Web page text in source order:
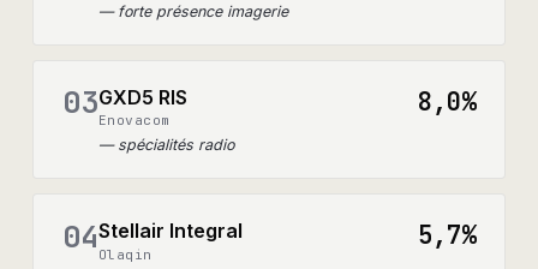
— forte présence imagerie
03GXD5 RIS
Enovacom
— spécialités radio
8,0%
04Stellair Integral
Olaqin
5,7%